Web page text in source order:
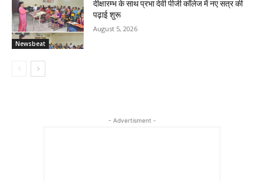
Newsbeat
दीक्षारम्भ के साथ प्रभा देवी पीजी कॉलेज में नए सत्र की
पढ़ाई शुरू
August 5, 2026
- Advertisment -